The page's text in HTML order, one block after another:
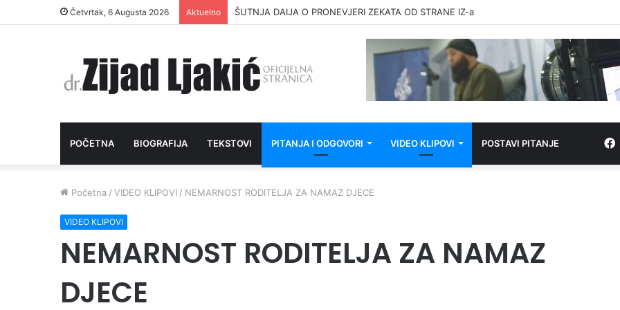
Četvrtak, 6 Augusta 2026 Aktuelno ŠUTNJA DAIJA O PRONEVJERI ZEKATA OD STRANE IZ-a
POČETNA BIOGRAFIJA TEKSTOVI PITANJA I ODGOVORI VIDEO KLIPOVI POSTAVI PITANJE
Početna / VIDEO KLIPOVI / NEMARNOST RODITELJA ZA NAMAZ DJECE
VIDEO KLIPOVI
NEMARNOST RODITELJA ZA NAMAZ
DJECE